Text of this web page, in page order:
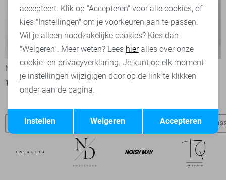
-50%
Noisy may Korte broek
13,50
Noisy may Korte broek
13,50
SisterS point t-shirts SisterS point blouses SisterS point
Terug Opslaan
accepteert. Klik op "Accepteren" voor alle cookies, of
kies "Instellingen" om je voorkeuren aan te passen.
Wil je alleen noodzakelijke cookies? Kies dan
"Weigeren". Meer weten? Lees hieralles over onze
cookie- en privacyverklaring. Je kunt op elk moment
je instellingen wijzigigen door op de link te klikken
onder aan de pagina.
Accepteren
Weigeren
Instellen